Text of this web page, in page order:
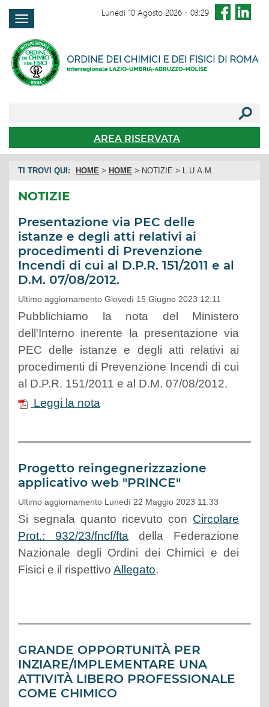
Lunedì 10 Agosto 2026 - 03:29
AREA RISERVATA
FAQ
TI TROVI QUI: HOME > HOME > NOTIZIE > L.U.A.M.
NOTIZIE
Presentazione via PEC delle
istanze e degli atti relativi ai
procedimenti di Prevenzione
Incendi di cui al D.P.R. 151/2011 e al
D.M. 07/08/2012.
Ultimo aggiornamento Giovedì 15 Giugno 2023 12:11
Pubblichiamo la nota del Ministero
dell'Interno inerente la presentazione via
PEC delle istanze e degli atti relativi ai
procedimenti di Prevenzione Incendi di cui
al D.P.R. 151/2011 e al D.M. 07/08/2012.
Leggi la nota
Progetto reingegnerizzazione
applicativo web "PRINCE"
Ultimo aggiornamento Lunedì 22 Maggio 2023 11:33
Si segnala quanto ricevuto con Circolare
Prot.: 932/23/fncf/fta della Federazione
Nazionale degli Ordini dei Chimici e dei
Fisici e il rispettivo Allegato.
GRANDE OPPORTUNITÀ PER
INZIARE/IMPLEMENTARE UNA
ATTIVITÀ LIBERO PROFESSIONALE
COME CHIMICO